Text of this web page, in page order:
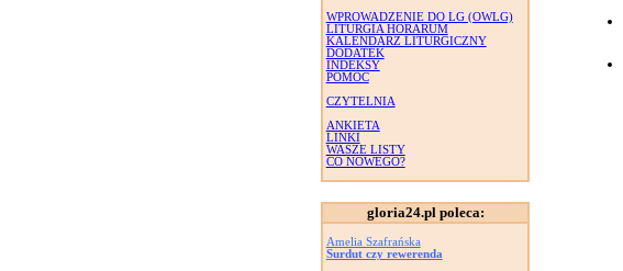
WPROWADZENIE DO LG (OWLG)
LITURGIA HORARUM
KALENDARZ LITURGICZNY
DODATEK
INDEKSY
POMOC
CZYTELNIA
ANKIETA
LINKI
WASZE LISTY
CO NOWEGO?
gloria24.pl poleca:
Amelia Szafrańska
Surdut czy rewerenda